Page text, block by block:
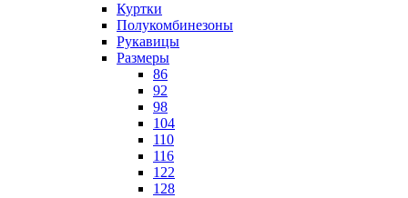
Куртки
Полукомбинезоны
Рукавицы
Размеры
86
92
98
104
110
116
122
128